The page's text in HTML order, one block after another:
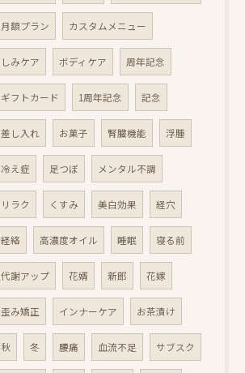
月額プラン カスタムメニュー
しみケア ボディケア 周年記念
ギフトカード 1周年記念 記念
差し入れ お菓子 腎臓機能 浮腫
冷え症 足つぼ メンタル不調
リラク くすみ 美白効果 経穴
経絡 高濃度オイル 睡眠 寝る前
代謝アップ 花婿 新郎 花嫁
歪み矯正 インナーケア お茶漬け
秋 冬 腰痛 血流不足 サブスク